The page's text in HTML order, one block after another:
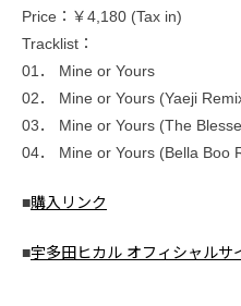
Price：￥4,180 (Tax in)
Tracklist：
01． Mine or Yours
02． Mine or Yours (Yaeji
03． Mine or Yours (The
04． Mine or Yours (Bella Boo
■購入リンク
■宇多田ヒカル オフィシャルサ